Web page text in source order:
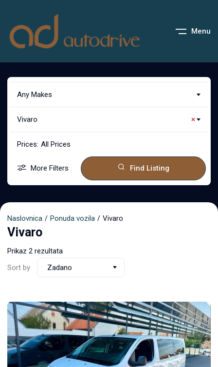
Menu
Any Makes
×
Vivaro
Prices: All Prices
More Filters Find Listing
Naslovnica Ponuda vozila Vivaro
Vivaro
Prikaz 2 rezultata
Sort by
Zadano